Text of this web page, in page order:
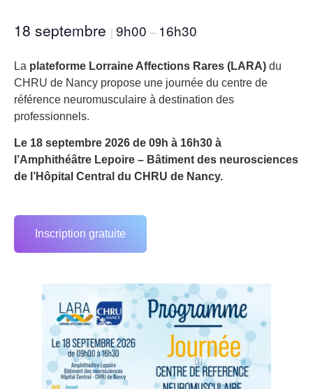
18 septembre | 9h00 – 16h30
La plateforme Lorraine Affections Rares (LARA) du
CHRU de Nancy propose une journée du centre de
référence neuromusculaire à destination des
professionnels.
Le 18 septembre 2026 de 09h à 16h30 à
l’Amphithéâtre Lepoire – Bâtiment des neurosciences
de l’Hôpital Central du CHRU de Nancy.
Inscription gratuite